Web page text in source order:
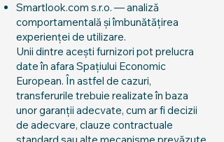
Smartlook.com s.r.o. — analiză
comportamentală și îmbunătățirea
experienței de utilizare.
Unii dintre acești furnizori pot prelucra
date în afara Spațiului Economic
European. În astfel de cazuri,
transferurile trebuie realizate în baza
unor garanții adecvate, cum ar fi decizii
de adecvare, clauze contractuale